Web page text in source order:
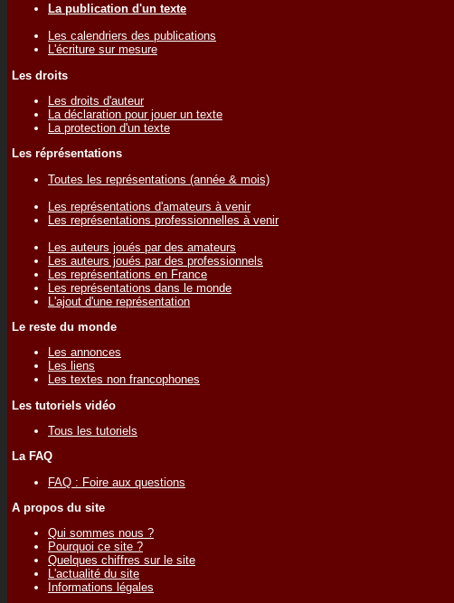
La publication d'un texte
Les calendriers des publications
L'écriture sur mesure
Les droits
Les droits d'auteur
La déclaration pour jouer un texte
La protection d'un texte
Les réprésentations
Toutes les représentations (année & mois)
Les représentations d'amateurs à venir
Les représentations professionnelles à venir
Les auteurs joués par des amateurs
Les auteurs joués par des professionnels
Les représentations en France
Les représentations dans le monde
L'ajout d'une représentation
Le reste du monde
Les annonces
Les liens
Les textes non francophones
Les tutoriels vidéo
Tous les tutoriels
La FAQ
FAQ : Foire aux questions
A propos du site
Qui sommes nous ?
Pourquoi ce site ?
Quelques chiffres sur le site
L'actualité du site
Informations légales